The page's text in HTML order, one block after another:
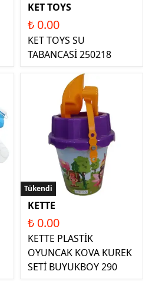
KET TOYS
₺ 0.00
KET TOYS SU
TABANCASİ 250218
Tükendi
KETTE
₺ 0.00
KETTE PLASTİK
OYUNCAK KOVA KUREK
SETİ BUYUKBOY 290